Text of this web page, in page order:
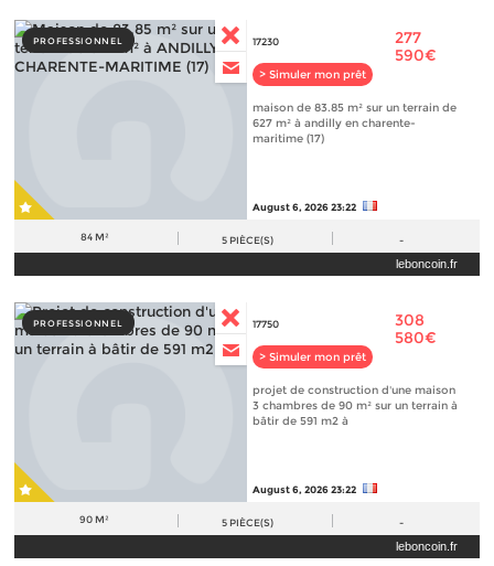
PROFESSIONNEL 17230
> Simuler mon prêt
277
590€
maison de 83.85 m² sur un terrain de
627 m² à andilly en charente-
maritime (17)
August 6, 2026 23:22
84 M² 5 PIÈCE(S) -
leboncoin.fr
PROFESSIONNEL 17750
> Simuler mon prêt
308
580€
projet de construction d'une maison
3 chambres de 90 m² sur un terrain à
bâtir de 591 m2 à
August 6, 2026 23:22
90 M² 5 PIÈCE(S) -
leboncoin.fr